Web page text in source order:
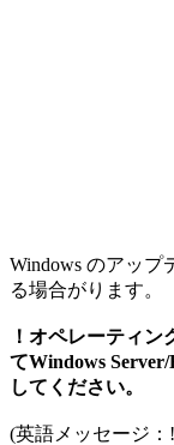
Windows のアッ
る場合がります。
！オペレーティ
てWindows
してください。
(英語メッセージ：